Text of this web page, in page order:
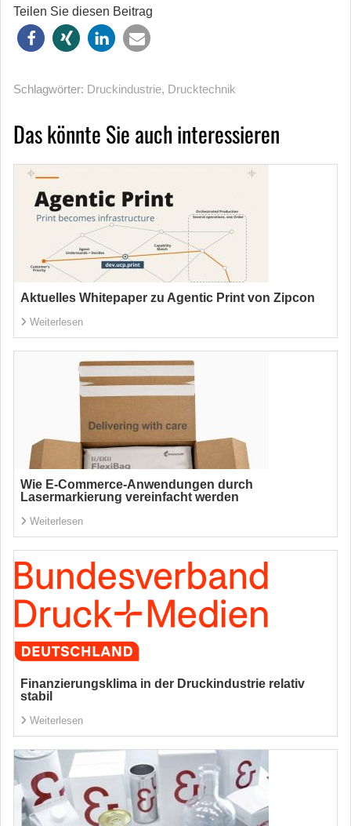
Teilen Sie diesen Beitrag
Schlagwörter: Druckindustrie, Drucktechnik
Das könnte Sie auch interessieren
Aktuelles Whitepaper zu Agentic Print von Zipcon
Weiterlesen
Wie E-Commerce-Anwendungen durch
Lasermarkierung vereinfacht werden
Weiterlesen
Finanzierungsklima in der Druckindustrie relativ
stabil
Weiterlesen